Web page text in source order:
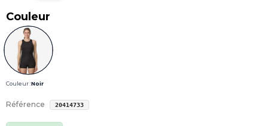
Couleur
Couleur :Noir
Référence 20414733